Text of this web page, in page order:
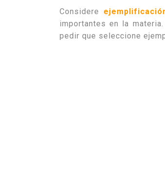
Considere
importantes en la
pedir que seleccione